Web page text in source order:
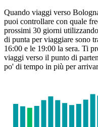
Quando viaggi verso
puoi controllare con quale
prossimi 30 giorni
di punta per viaggiare sono
16:00 e le 19:00 la sera. Ti
viaggi verso il punto di
po' di tempo in più per